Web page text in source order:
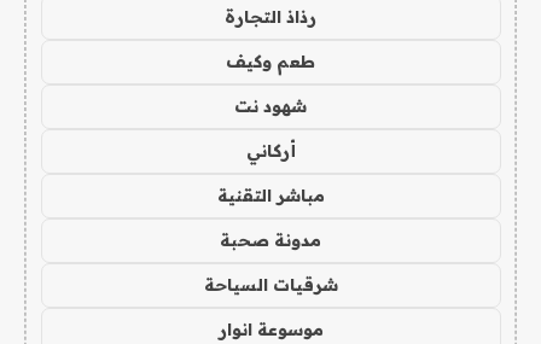
رذاذ التجارة
طعم وكيف
شهود نت
أركاني
مباشر التقنية
مدونة صحبة
شرقيات السياحة
موسوعة انوار